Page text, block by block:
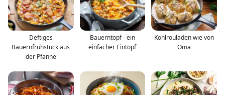
Deftiges
Bauernfrühstück aus
der Pfanne
Bauerntopf - ein
einfacher Eintopf
Kohlrouladen wie von
Oma